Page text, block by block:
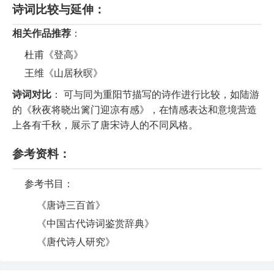
诗词比较与延伸：
相关作品推荐 ：
杜甫《登高》
王维《山居秋暝》
诗词对比 ： 可与同为重阳节描写的诗作进行比较，如陆游
的《秋夜将晓出篱门迎凉有感》，在情感表达和意境营造
上各有千秋，展示了唐宋诗人的不同风格。
参考资料：
参考书目：
《唐诗三百首》
《中国古代诗词鉴赏辞典》
《唐代诗人研究》